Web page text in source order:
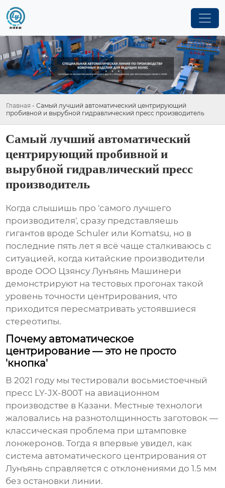
Главная - Самый лучший автоматический центрирующий
пробивной и вырубной гидравлический пресс производитель
Самый лучший автоматический
центрирующий пробивной и
вырубной гидравлический пресс
производитель
Когда слышишь про 'самого лучшего
производителя', сразу представляешь
гигантов вроде Schuler или Komatsu, но в
последние пять лет я всё чаще сталкиваюсь с
ситуацией, когда китайские производители
вроде ООО Цзянсу Лунъянь Машинери
демонстрируют на тестовых прогонах такой
уровень точности центрирования, что
приходится пересматривать устоявшиеся
стереотипы.
Почему автоматическое
центрирование — это не просто
'кнопка'
В 2021 году мы тестировали восьмистоечный
пресс LY-JX-800T на авиационном
производстве в Казани. Местные технологи
жаловались на разнотолщинность заготовок —
классическая проблема при штамповке
лонжеронов. Тогда я впервые увидел, как
система автоматического центрирования от
Лунъянь справляется с отклонениями до 1.5 мм
без остановки линии.